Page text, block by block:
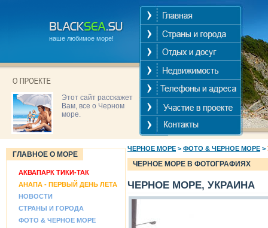
наше любимое море!
Этот сайт расскажет
Вам, все о Черном
море.
ГЛАВНОЕ О МОРЕ
АКВАПАРК ТИКИ-ТАК
АНАПА - ПЕРВЫЙ ДЕНЬ ЛЕТА
НОВОСТИ
СТРАНЫ И ГОРОДА
ФОТО & ЧЕРНОЕ МОРЕ
ЧЕРНОЕ МОРЕ > ФОТО & ЧЕРНОЕ МОРЕ >
ЧЕРНОЕ МОРЕ В ФОТОГРАФИЯХ
ЧЕРНОЕ МОРЕ, УКРАИНА